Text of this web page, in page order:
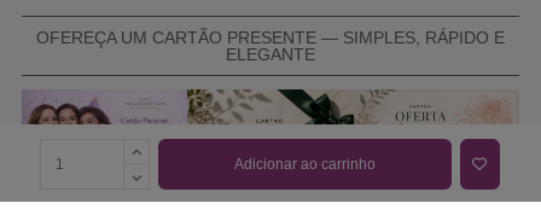
Adicionar ao carrinho
OFEREÇA UM CARTÃO PRESENTE — SIMPLES, RÁPIDO E
ELEGANTE